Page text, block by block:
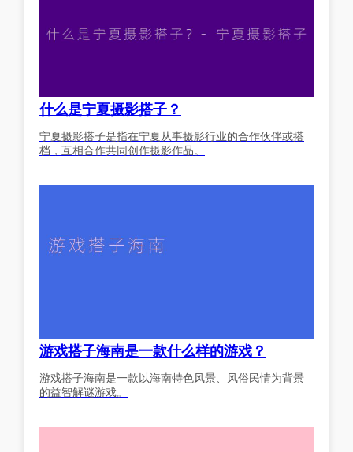
什么是宁夏摄影搭子？
宁夏摄影搭子是指在宁夏从事摄影行业的合作伙伴或搭
档，互相合作共同创作摄影作品。
游戏搭子海南是一款什么样的游戏？
游戏搭子海南是一款以海南特色风景、风俗民情为背景
的益智解谜游戏。